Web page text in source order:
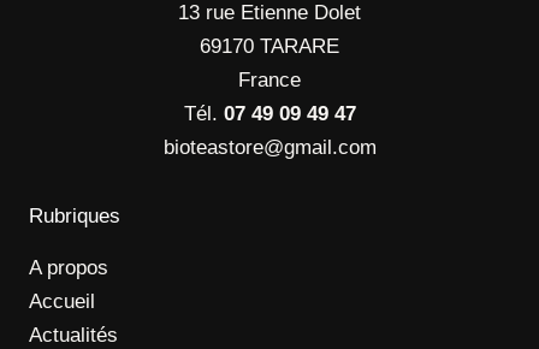
13 rue Etienne Dolet
69170 TARARE
France
Tél. 07 49 09 49 47
bioteastore@gmail.com
Rubriques
A propos
Accueil
Actualités